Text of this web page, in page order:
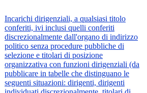
Incarichi dirigenziali, a qualsiasi titolo
conferiti, ivi inclusi quelli conferiti
discrezionalmente dall'organo di indirizzo
politico senza procedure pubbliche di
selezione e titolari di posizione
organizzativa con funzioni dirigenziali (da
pubblicare in tabelle che distinguano le
seguenti situazioni: dirigenti, dirigenti